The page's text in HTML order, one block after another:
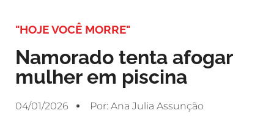
"HOJE VOCÊ MORRE"
Namorado tenta afogar
mulher em piscina
04/01/2026 Por: Ana Julia Assunção